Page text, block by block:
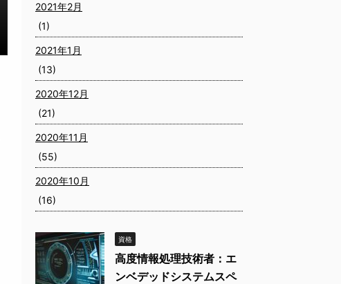
2021年2月
(1)
2021年1月
(13)
2020年12月
(21)
2020年11月
(55)
2020年10月
(16)
資格
高度情報処理技術者：エ
ンベデッドシステムスペ